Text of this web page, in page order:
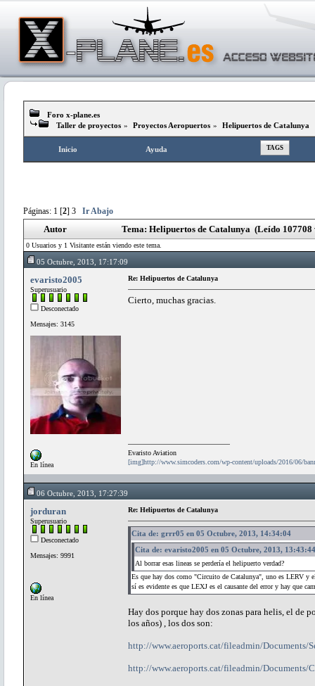
Foro x-plane.es
Taller de proyectos » Proyectos Aeropuertos » Helipuertos de Catalunya
Inicio Ayuda TAGS
Páginas: 1 [2] 3 Ir Abajo
Autor Tema: Helipuertos de Catalunya (Leído 107708
0 Usuarios y 1 Visitante están viendo este tema.
05 Octubre, 2013, 17:17:09
evaristo2005
Superusuario
Desconectado
Mensajes: 3145
En línea
Re: Helipuertos de Catalunya
Cierto, muchas gracias.
Evaristo Aviation
[img]http://www.simcoders.com/wp-content/uploads/2016/06/
06 Octubre, 2013, 17:27:39
jorduran
Superusuario
Desconectado
Mensajes: 9991
En línea
Re: Helipuertos de Catalunya
Cita de: grrr05 en 05 Octubre, 2013, 14:34:04
Cita de: evaristo2005 en 05 Octubre, 2013, 13:43:44
Al borrar esas lineas se perdería el helipuerto verdad?
Es que hay dos como "Circuito de Catalunya", uno es LERV y
sí es evidente es que LEXJ es el causante del error y hay que
Hay dos porque hay dos zonas para helis, el de
los años) , los dos son:
http://www.aeroports.cat/fileadmin/Documents/
http://www.aeroports.cat/fileadmin/Documents/